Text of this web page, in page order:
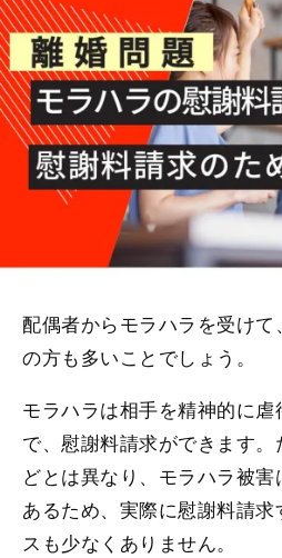
配偶者からモラハラを受けて
の方も多いことでしょう。
モラハラは相手を精神的に
で、慰謝料請求ができます
どとは異なり、モラハラ被
あるため、実際に慰謝料請
スも少なくありません。